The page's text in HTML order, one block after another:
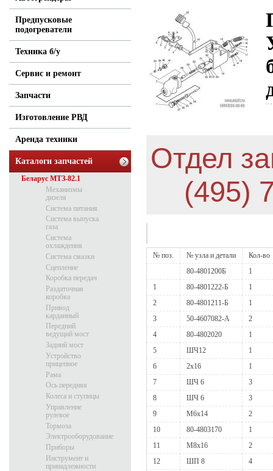
Отдел
(495)
№ поз. № узла и детали
Кол-во
80-4801200Б
1
1
80-4801222-Б
1
2
80-4801211-Б
1
3
50-4607082-А
2
4
80-4802020
1
5
ШЧ12
1
6
2x16
1
7
ШЧ 6
3
8
ШЧ 6
3
9
М6х14
2
10
80-4803170
1
11
М8х16
2
12
ШП 8
4
Предпусковые
подогреватели
Техника б/у
Сервис и ремонт
Запчасти
Изготовление РВД
Аренда техники
Каталоги запчастей
Беларус МТЗ-82.1
Механизмы
дизеля
Система питания
Система выпуска
газа
Система
охлаждения
Система смазки
Сцепление
Коробка передач
Раздаточная
коробка
Привод
карданный
Передний
ведущий мост
Задний мост
Устройство
прицепное
Рама
Ось передняя
Колеса и ступицы
Управление
рулевое
Тормоза
Электрооборудование
Приборы
Инструмент и
принадлежности